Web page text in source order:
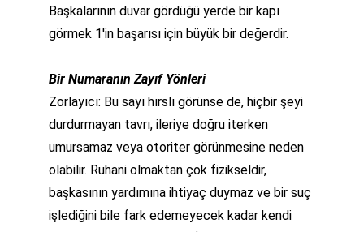
Başkalarının duvar gördüğü yerde bir kapı
görmek 1'in başarısı için büyük bir değerdir.
Bir Numaranın Zayıf Yönleri
Zorlayıcı: Bu sayı hırslı görünse de, hiçbir şeyi
durdurmayan tavrı, ileriye doğru iterken
umursamaz veya otoriter görünmesine neden
olabilir. Ruhani olmaktan çok fizikseldir,
başkasının yardımına ihtiyaç duymaz ve bir suç
işlediğini bile fark edemeyecek kadar kendi